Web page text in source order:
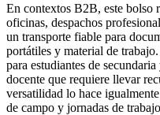
En contextos B2B, este bolso
oficinas, despachos
un transporte fiable para
portátiles y material de
para estudiantes de
docente que requiere llevar
versatilidad lo hace
de campo y jornadas de